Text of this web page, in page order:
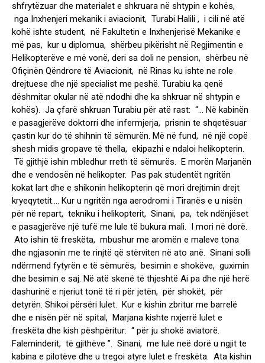
shfrytëzuar dhe materialet e shkruara në shtypin e kohës,
nga Inxhenjeri mekanik i aviacionit, Turabi Halili , i cili në atë
kohë ishte student, në Fakultetin e Inxhenjerisë Mekanike e
më pas, kur u diplomua, shërbeu pikërisht në Regjimentin e
Helikopterëve e më vonë, deri sa doli ne pension, shërbeu në
Ofiçinën Qëndrore të Aviacionit, në Rinas ku ishte ne role
drejtuese dhe një specialist me peshë. Turabiu ka qenë
dëshmitar okular në atë ndodhi dhe ka shkruar në shtypin e
kohës). Ja çfarë shkruan Turabiu për atë rast: “… Në kabinën
e pasagjerëve doktorri dhe infermjerja, prisnin te shqetësuar
çastin kur do të shihnin të sëmurën. Më në fund, në një copë
shesh midis gropave të thella, ekipazhi e ndaloi helikopterin.
Të gjithjë ishin mbledhur rreth të sëmurës. E morën Marjanën
dhe e vendosën në helikopter. Pas pak studentët ngritën
kokat lart dhe e shikonin helikopterin që mori drejtimin drejt
kryeqytetit…. Kur u ngritën nga aerodromi i Tiranës e u nisën
për në repart, tekniku i helikopterit, Sinani, pa, tek ndënjëset
e pasagjerëve një tufë me lule të bukura mali. I mori në dorë.
Ato ishin të freskëta, mbushur me aromën e maleve tona
dhe ngjasonin me te rinjtë që stërviten në ato anë. Sinani solli
ndërmend fytyrën e të sëmurës, besimin e shokëve, guximin
dhe besimin e saj. Në atë skenë të thjeshtë Ai pa dhe një herë
dashurinë e njeriut tonë të ri për jetën, për shokët, për
detyrën. Shikoi përsëri lulet. Kur e kishin zbritur me barrelë
dhe e nisën për në spital, Marjana kishte nxjerrë lulet e
freskëta dhe kish pëshpëritur: “ për ju shokë aviatorë.
Faleminderit, të gjithëve ”. Sinani, me lule neë dorë u ngjit te
kabina e pilotëve dhe u tregoi atyre lulet e freskëta. Ata kishin